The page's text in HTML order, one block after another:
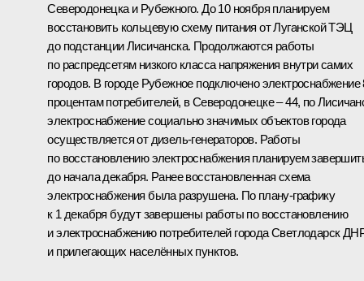
Северодонецка и Рубежного. До 10 ноября планируем
восстановить кольцевую схему питания от Луганской ТЭЦ
до подстанции Лисичанска. Продолжаются работы
по распредсетям низкого класса напряжения внутри самих
городов. В городе Рубежное подключено электроснабжение
процентам потребителей, в Северодонецке – 44, по
электроснабжение социально значимых объектов города
осуществляется от дизель-генераторов. Работы
по восстановлению электроснабжения планируем
до начала декабря. Ранее восстановленная схема
электроснабжения была разрушена. По плану-графику
к 1 декабря будут завершены работы по восстановлению
и электроснабжению потребителей города Светлодарск
и прилегающих населённых пунктов.